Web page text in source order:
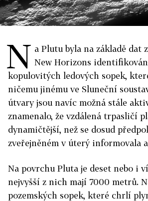
N a Plutu byla na základě dat
New Horizons
kopulovitých ledových sopek,
ničemu jinému ve Sluneční
útvary jsou navíc možná stále
znamenalo, že vzdálená trpasličí
dynamičtější, než se dosud
zveřejněném v úterý informovala
Na povrchu Pluta je deset nebo i
nejvyšší z nich mají 7000 metrů.
pozemských sopek, které chrlí